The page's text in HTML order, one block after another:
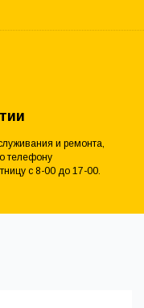
и ремонта,
телефону
с 8-00 до 17-00.